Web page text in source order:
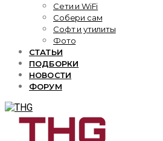
Сети и WiFi
Собери сам
Софт и утилиты
Фото
СТАТЬИ
ПОДБОРКИ
НОВОСТИ
ФОРУМ